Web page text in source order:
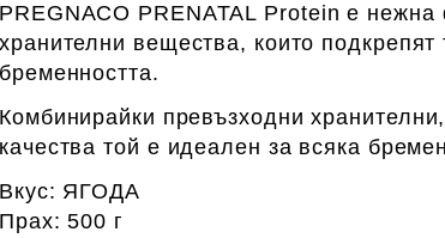
PREGNACO PRENATAL Proteinе нежна
хранителни вещества, които подкрепят
бременността.
Комбинирайки превъзходни
качества той е идеален за всяка
Вкус: ЯГОДА
Прах: 500 г